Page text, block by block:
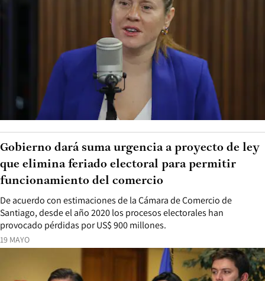
19 MAYO
De acuerdo con estimaciones de la Cámara de Comercio de
Santiago, desde el año 2020 los procesos electorales han
provocado pérdidas por US$ 900 millones.
Gobierno dará suma urgencia a proyecto de ley
que elimina feriado electoral para permitir
funcionamiento del comercio